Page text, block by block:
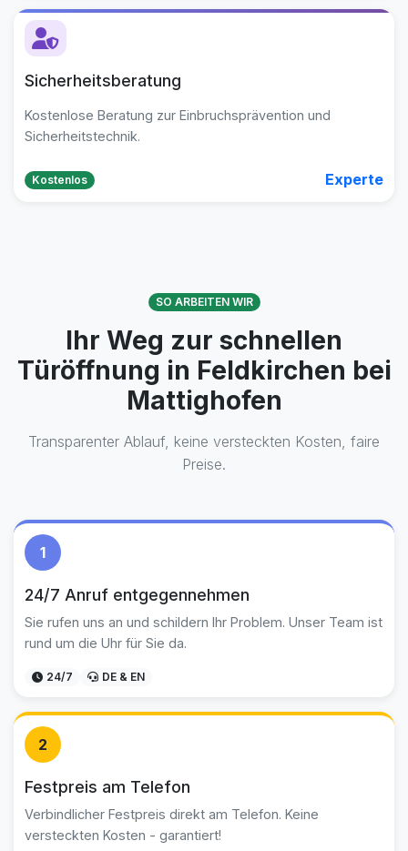
Sicherheitsberatung
Kostenlose Beratung zur Einbruchsprävention und
Sicherheitstechnik.
Kostenlos Experte
SO ARBEITEN WIR
Ihr Weg zur schnellen
Türöffnung in Feldkirchen bei
Mattighofen
Transparenter Ablauf, keine versteckten Kosten, faire
Preise.
1
24/7 Anruf entgegennehmen
Sie rufen uns an und schildern Ihr Problem. Unser Team ist
rund um die Uhr für Sie da.
24/7 DE & EN
2
Festpreis am Telefon
Verbindlicher Festpreis direkt am Telefon. Keine
versteckten Kosten - garantiert!